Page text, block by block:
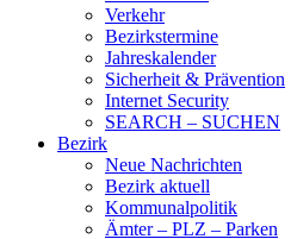
Verkehr
Bezirkstermine
Jahreskalender
Sicherheit & Prävention
Internet Security
SEARCH – SUCHEN
Bezirk
Neue Nachrichten
Bezirk aktuell
Kommunalpolitik
Ämter – PLZ – Parken